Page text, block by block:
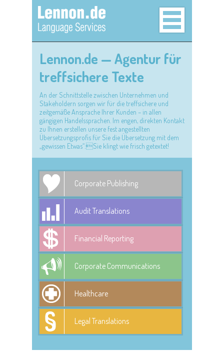
Lennon.de — Agentur für
treffsichere Texte
An der Schnittstelle zwischen Unternehmen und
Stakeholdern sorgen wir für die treffsichere und
zeitgemäße Ansprache Ihrer Kunden – in allen
gängigen Handelssprachen. Im engen, direkten Kontakt
zu Ihnen erstellen unsere fest angestellten
Übersetzungsprofis für Sie die Übersetzung mit dem
„gewissen Etwas“:Sie klingt wie frisch getextet!
Corporate Publishing
Audit Translations
Financial Reporting
Corporate Communications
Healthcare
Legal Translations